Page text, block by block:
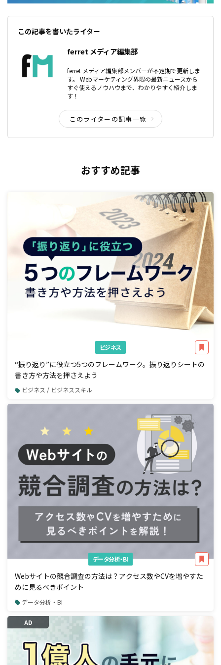
この記事を書いたライター
ferret メディア編集部
ferret メディア編集部メンバーが不定期で更新しま
す。 Webマーケティング界隈の最新ニュースから
すぐ使えるノウハウまで、わかりやすく紹介しま
す！
このライターの記事一覧
おすすめ記事
ビジネス
“振り返り”に役立つ5つのフレームワーク。振り返りシートの
書き方や方法を押さえよう
ビジネス / ビジネススキル
データ分析・BI
Webサイトの競合調査の方法は？アクセス数やCVを増やすた
めに見るべきポイント
データ分析・BI
AD